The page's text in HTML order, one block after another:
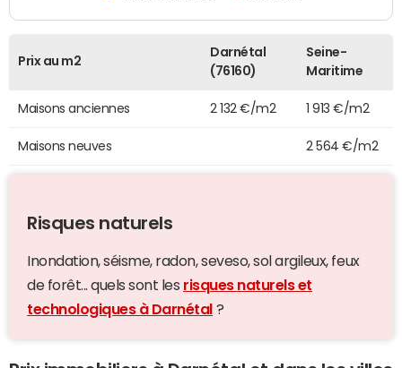
Prix au m2
Darnétal
(76160)
Seine-
Maritime
Maisons anciennes 2 132 €/m2 1 913 €/m2
Maisons neuves 2 564 €/m2
Risques naturels
Inondation, séisme, radon, seveso, sol argileux, feux
de forêt... quels sont les risques naturels et
technologiques à Darnétal ?